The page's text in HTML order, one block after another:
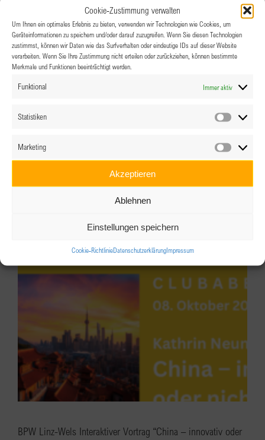
Cookie-Zustimmung verwalten
Um Ihnen ein optimales Erlebnis zu bieten, verwenden wir Technologien wie Cookies, um
Geräteinformationen zu speichern und/oder darauf zuzugreifen. Wenn Sie diesen Technologien
zustimmst, können wir Daten wie das Surfverhalten oder eindeutige IDs auf dieser Website
verarbeiten. Wenn Sie Ihre Zustimmung nicht erteilen oder zurückziehen, können bestimmte
Merkmale und Funktionen beeinträchtigt werden.
Funktional Immer aktiv
Statistiken
Marketing
Akzeptieren
Ablehnen
Einstellungen speichern
Cookie-RichtlinieDatenschutzerklärungImpressum
BPW Steyr Brunch im September
-12:00
BPW Linz-Wels Interaktiver Vortrag “China – innovativ oder